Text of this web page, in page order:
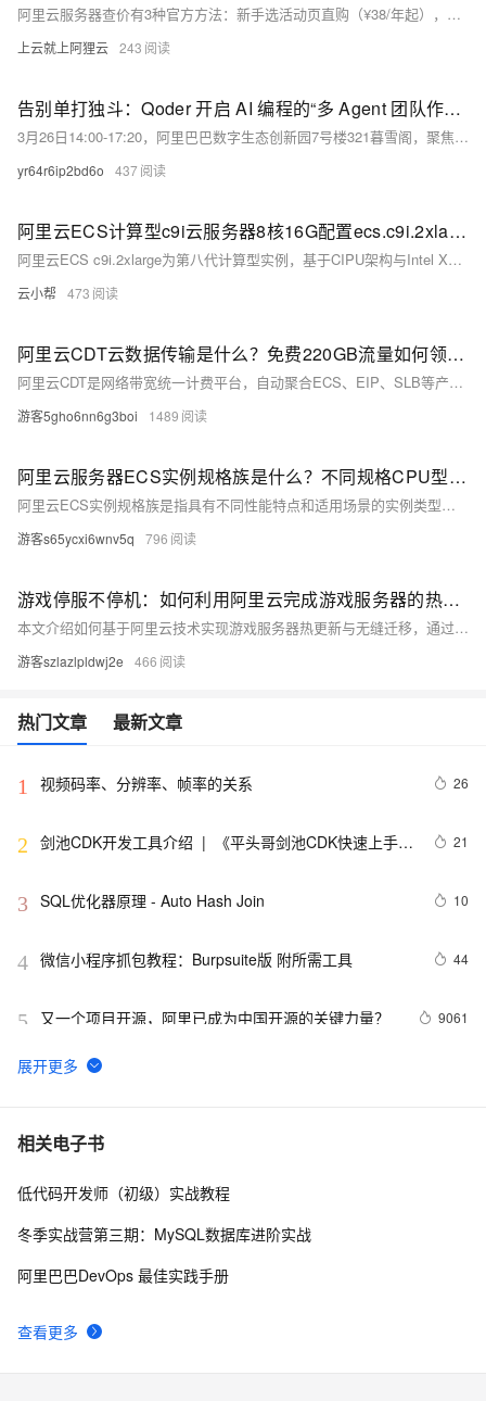
阿里云服务器查价有3种官方方法：新手选活动页直购（¥38/年起），企业用价格计算器精准比价，大客户可工单询价享专属折扣。覆盖轻量、ECS、GPU等全品类，价格透明无隐藏费用。（239字）
上云就上阿狸云 243
告别单打独斗：Qoder 开启 AI 编程的“多 Agent 团队作战”时代
3月26日14:00-17:20，阿里巴巴数字生态创新园7号楼321暮雪阁，聚焦AI编程实战：Qoder团队协作开发、Spec/Harness/Agent进阶、CLI构建AI-Native应用及ROI提升经验分享。新手与高手皆宜，速报名！
yr64r6ip2bd6o 437
阿里云ECS计算型c9i云服务器8核16G配置ecs.c9i.2xlarge实例规格性能测评
阿里云ECS c9i.2xlarge为第八代计算型实例，基于CIPU架构与Intel Xeon Granite Rapids处理器，8核16G内存，性能较上代提升15%。具备高并发、低延迟、稳定IOPS与网络PPS，适用Web服务、游戏前端、AI推理及数据分析等场景，支持AMX加速与安全加密，企业级应用首选。
云小帮 473
阿里云CDT云数据传输是什么？免费220GB流量如何领取？CDT详细介绍及问题解答FAQ
阿里云CDT是网络带宽统一计费平台，自动聚合ECS、EIP、SLB等产品流量，享每月220GB免费额度，用量越大单价越低，支持按量付费、成本分摊，降本增效更可控。
游客5gho6nn6g3boi 1489
阿里云服务器ECS实例规格族是什么？不同规格CPU型号、处理器主频及网络性能参数均不同
阿里云ECS实例规格族是指具有不同性能特点和适用场景的实例类型集合。不同规格族如计算型c9i、通用算力型u1、经济型e等，在CPU型号、主频、网络性能、云盘IOPS等方面存在差异。即使CPU和内存配置相同，性能参数和价格也各不相同，适用于不同业务需求。
游客s65ycxi6wnv5q 796
游戏停服不停机：如何利用阿里云完成游戏服务器的热更新与迁移？
本文介绍如何基于阿里云技术实现游戏服务器热更新与无缝迁移，通过容器化部署、流量调度、数据兼容等方案，保障玩家“停服不停机”的流畅体验。结合ACK、ALB、DTS等核心服务，支持灰度发布、跨区迁移与混合云部署，提升运维效率与系统可靠性，助力游戏平稳升级。
游客szlazlpldwj2e 466
热门文章 最新文章
1 视频码率、分辨率、帧率的关系 26
2 剑池CDK开发工具介绍  |  《平头哥剑池CDK快速上手指
21
3 SQL优化器原理 - Auto Hash Join 10
4 微信小程序抓包教程：Burpsuite版 附所需工具 44
5 又一个项目开源，阿里已成为中国开源的关键力量？ 9061
6 tailwindcss使用教程
7 我的博客即将入驻“云栖社区”，诚邀技术同仁一同入
8 思科路由器的密码恢复
相关电子书
查看更多
低代码开发师（初级）实战教程
冬季实战营第三期：MySQL数据库进阶实战
阿里巴巴DevOps 最佳实践手册